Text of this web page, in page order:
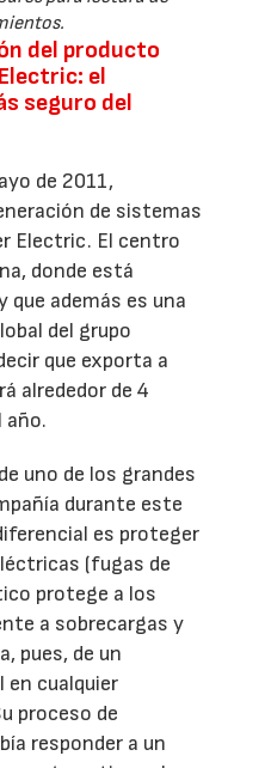
del producto
el
seguro del
de 2011,
de sistemas
Electric. El centro
donde está
además es una
del grupo
que exporta a
alrededor de 4
año.
uno de los grandes
durante este
es proteger
(fugas de
protege a los
a sobrecargas y
pues, de un
cualquier
proceso de
responder a un